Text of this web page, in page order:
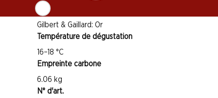
Expovina: Diplôme d’Or
Gilbert & Gaillard: Or
Température de dégustation
16–18 °C
Empreinte carbone
6.06 kg
N° d'art.